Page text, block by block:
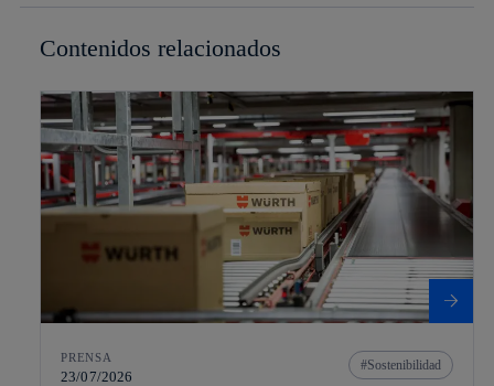
Contenidos relacionados
PRENSA
23/07/2026
Sostenibilidad